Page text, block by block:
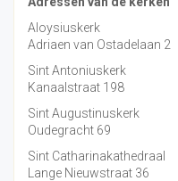
Aloysiuskerk
Adriaen van Ostadelaan 2
Sint Antoniuskerk
Kanaalstraat 198
Sint Augustinuskerk
Oudegracht 69
Sint Catharinakathedraal
Lange Nieuwstraat 36